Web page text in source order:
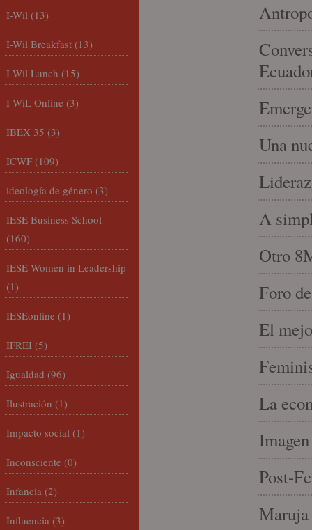
Una
A
Otro
Foro
El
La
Post-
Maruja
I-Wil (13)
I-Wil Breakfast (13)
I-Wil Lunch (15)
I-WiL Online (3)
IBEX 35 (3)
ICWF (109)
ideología de género (3)
IESE Business School
(160)
IESE Women in Leadership
(1)
IESEonline (1)
IFREI (5)
Igualdad (96)
Ilustración (1)
Impacto social (1)
Inconsciente (0)
Infancia (2)
Influencia (3)